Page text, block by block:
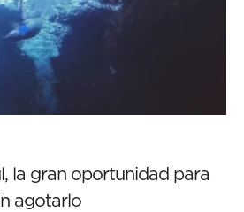
la gran oportunidad para
agotarlo